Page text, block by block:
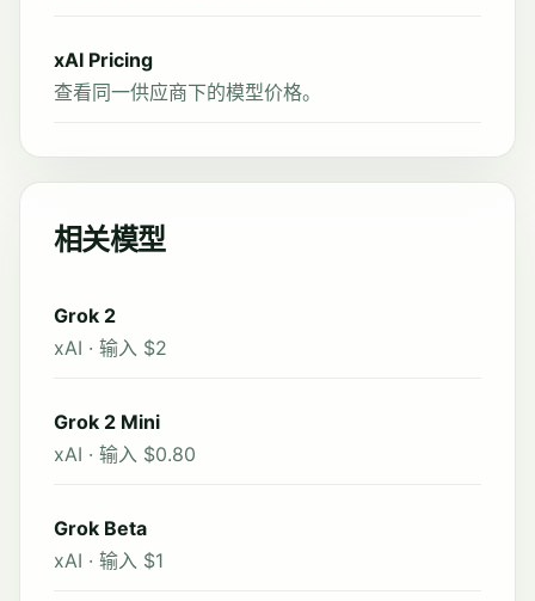
xAI Pricing
查看同一供应商下的模型价格。
相关模型
Grok 2
xAI · 输入 $2
Grok 2 Mini
xAI · 输入 $0.80
Grok Beta
xAI · 输入 $1